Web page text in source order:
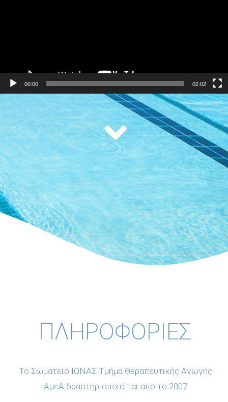
00:00 02:02
ΠΛΗΡΟΦΟΡΙΕΣ
Το Σωματείο ΙΩΝΑΣ Τμήμα Θεραπευτικής Αγωγής
ΑμεΑ δραστηριοποιείται από το 2007